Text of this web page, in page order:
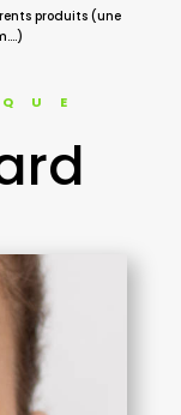
produits (une